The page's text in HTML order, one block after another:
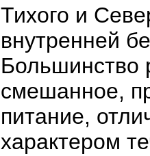
Тихого и
внутренней
Большинство
смешанное,
питание,
характером